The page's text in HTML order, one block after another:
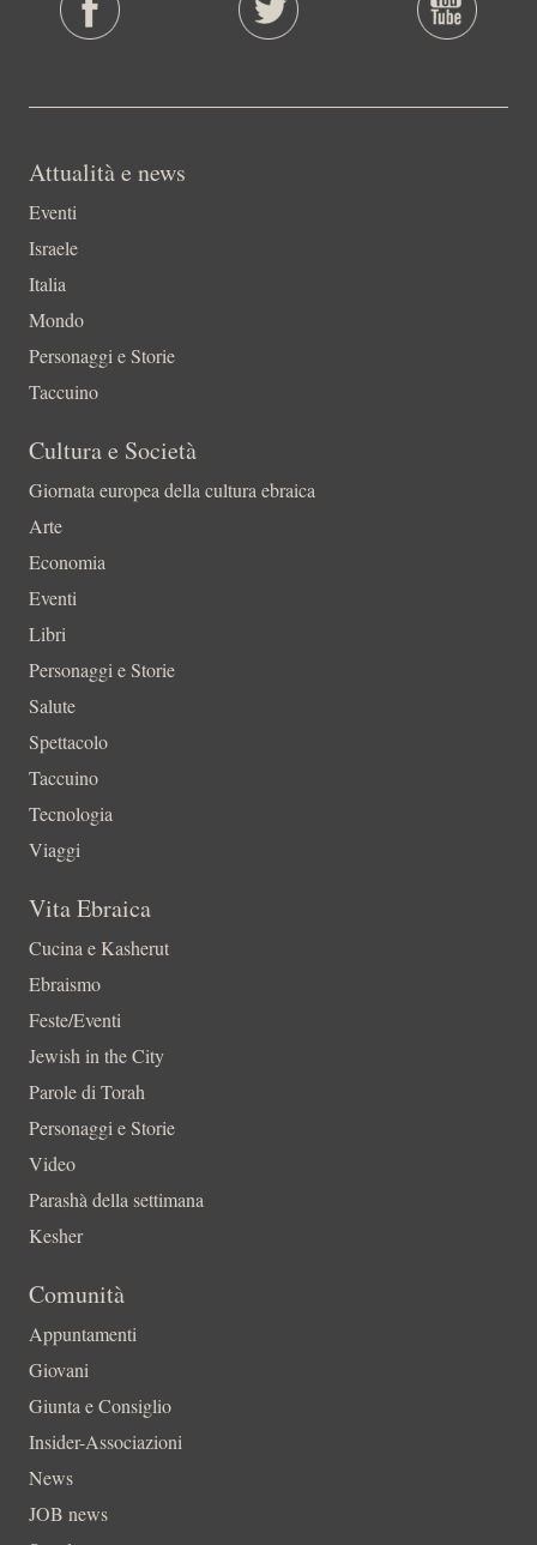
Attualità e news
Eventi
Israele
Italia
Mondo
Personaggi e Storie
Taccuino
Cultura e Società
Giornata europea della cultura ebraica
Arte
Economia
Eventi
Libri
Personaggi e Storie
Salute
Spettacolo
Taccuino
Tecnologia
Viaggi
Vita Ebraica
Cucina e Kasherut
Ebraismo
Feste/Eventi
Jewish in the City
Parole di Torah
Personaggi e Storie
Video
Parashà della settimana
Kesher
Comunità
Appuntamenti
Giovani
Giunta e Consiglio
Insider-Associazioni
News
JOB news